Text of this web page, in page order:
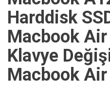
Harddisk
Macbook
Klavye
Macbook